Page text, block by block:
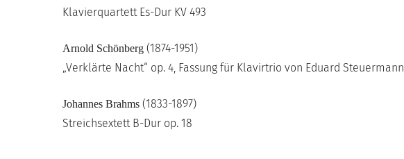
Klavierquartett Es-Dur KV 493
Arnold Schönberg (1874-1951)
„Verklärte Nacht“ op. 4, Fassung für Klavirtrio von Eduard Steuermann
Johannes Brahms (1833-1897)
Streichsextett B-Dur op. 18